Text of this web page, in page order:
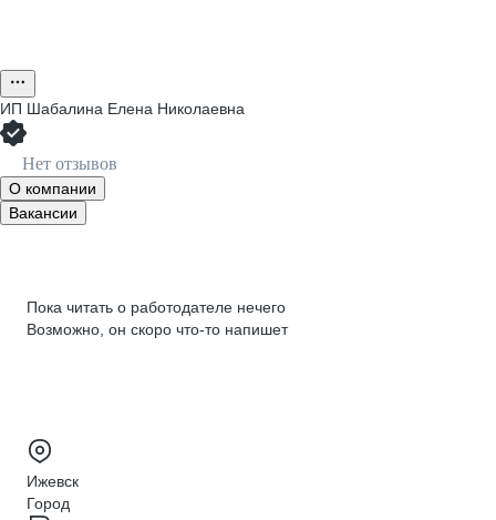
ИП Шабалина Елена Николаевна
Нет отзывов
О компании
Вакансии
Пока читать о работодателе нечего
Возможно, он скоро что‑то напишет
Ижевск
Город